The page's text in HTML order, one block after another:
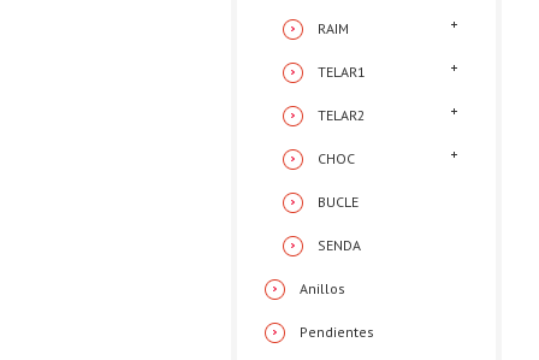
RAIM
TELAR1
TELAR2
CHOC
BUCLE
SENDA
Anillos
Pendientes